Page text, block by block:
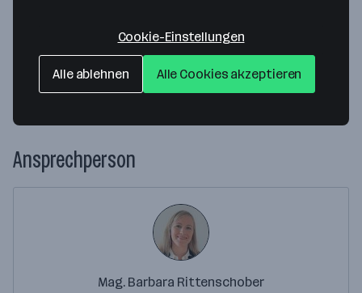
T +43 664 204 2710
Website
Ansprechperson
Mag. Barbara Rittenschober
Cookie-Einstellungen
Alle ablehnen Alle Cookies akzeptieren